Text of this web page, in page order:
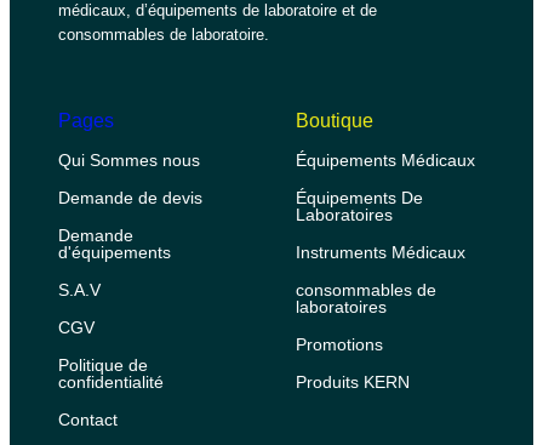
médicaux, d’équipements de laboratoire et de
consommables de laboratoire.
Pages
Qui Sommes nous
Demande de devis
Demande
d'équipements
S.A.V
CGV
Politique de
confidentialité
Contact
Boutique
Équipements Médicaux
Équipements De
Laboratoires
Instruments Médicaux
consommables de
laboratoires
Promotions
Produits KERN